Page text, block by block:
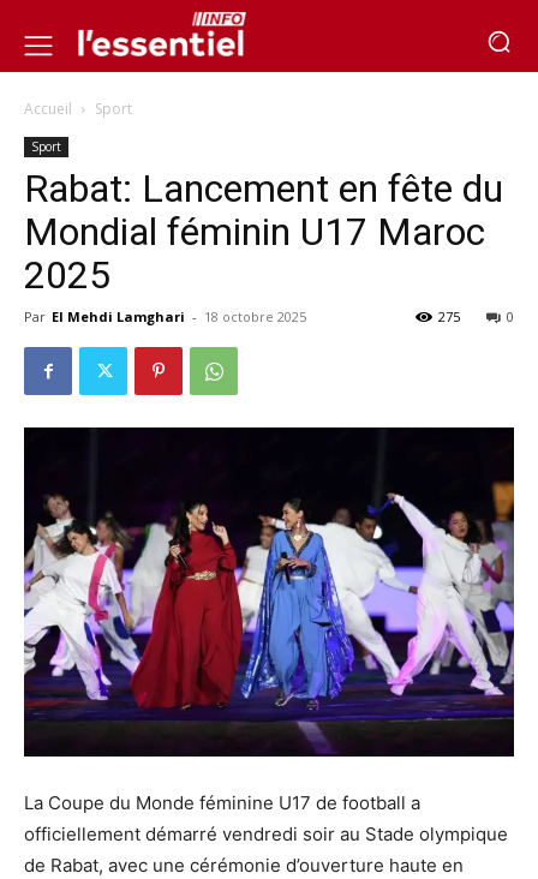
Accueil Sport
Sport
Rabat: Lancement en fête du
Mondial féminin U17 Maroc
2025
Par El Mehdi Lamghari - 18 octobre 2025 0
275
La Coupe du Monde féminine U17 de football a
officiellement démarré vendredi soir au Stade olympique
de Rabat, avec une cérémonie d’ouverture haute en